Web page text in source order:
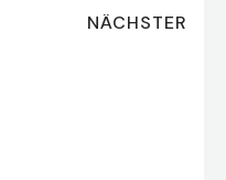
NÄCHSTER